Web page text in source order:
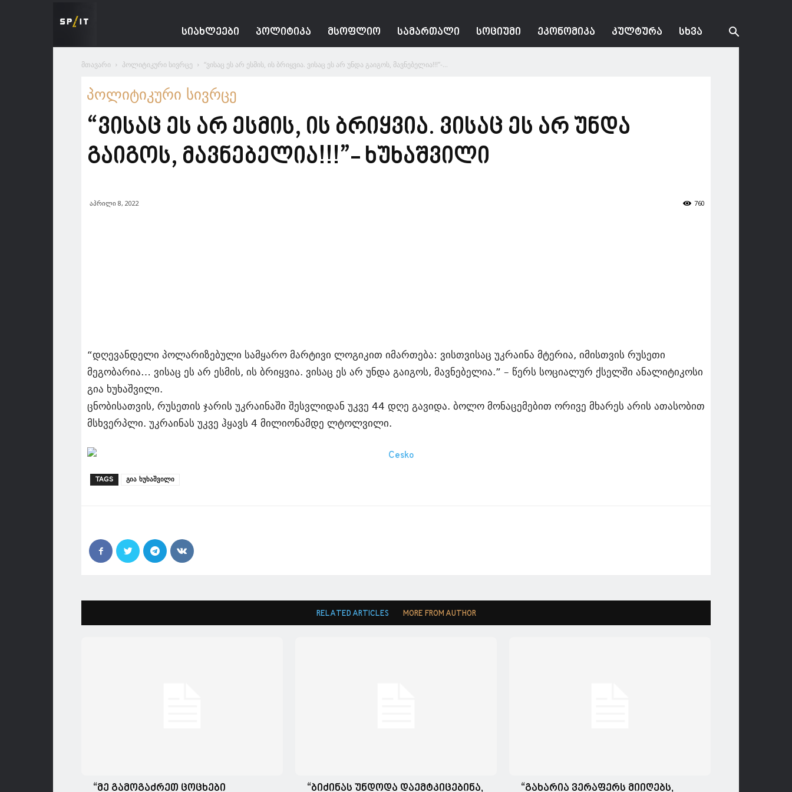
ᲡᲘᲐᲮᲚᲔᲔᲑᲘ ᲞᲝᲚᲘᲢᲘᲙᲐ ᲛᲡᲝᲤᲚᲘᲝ ᲡᲐᲛᲐᲠᲗᲐᲚᲘ ᲡᲝᲪᲘᲣᲛᲘ ᲔᲙᲝᲜᲝᲛᲘᲙᲐ ᲙᲣᲚᲢᲣᲠᲐ ᲡᲮᲕᲐ
მთავარი პოლიტიკური სივრცე “ვისაც ეს არ ესმის, ის ბრიყვია. ვისაც ეს არ უნდა გაიგოს, მავნებელია!!!”-...
პოლიტიკური სივრცე
“ვისაც ეს არ ესმის, ის ბრიყვია. ვისაც ეს არ უნდა
გაიგოს, მავნებელია!!!”- ხუხაშვილი
აპრილი 8, 2022 760
“დღევანდელი პოლარიზებული სამყარო მარტივი ლოგიკით იმართება: ვისთვისაც უკრაინა მტერია, იმისთვის რუსეთი
მეგობარია… ვისაც ეს არ ესმის, ის ბრიყვია. ვისაც ეს არ უნდა გაიგოს, მავნებელია.” – წერს სოციალურ ქსელში ანალიტიკოსი
გია ხუხაშვილი.
ცნობისათვის, რუსეთის ჯარის უკრაინაში შესვლიდან უკვე 44 დღე გავიდა. ბოლო მონაცემებით ორივე მხარეს არის ათასობით
მსხვერპლი. უკრაინას უკვე ჰყავს 4 მილიონამდე ლტოლვილი.
TAGS გია ხუხაშვილი
RELATED ARTICLES MORE FROM AUTHOR
“მე გამოგაძრეთ ცოცხები “ბიძინას უნდოდა დაემტკიცებინა, “გახარია ვერაფერს მიიღებს,